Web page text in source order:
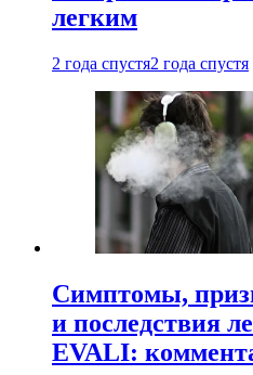
легким
2 года спустя2 года спустя
Симптомы,
и последствия
EVALI: